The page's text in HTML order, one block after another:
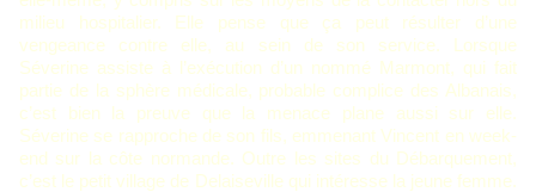
milieu hospitalier. Elle pense que ça peut résulter d’une
vengeance contre elle, au sein de son service. Lorsque
Séverine assiste à l’exécution d’un nommé Marmont, qui fait
partie de la sphère médicale, probable complice des Albanais,
c’est bien la preuve que la menace plane aussi sur elle.
Séverine se rapproche de son fils, emmenant Vincent en week-
end sur la côte normande. Outre les sites du Débarquement,
c’est le petit village de Delaiseville qui intéresse la jeune femme.